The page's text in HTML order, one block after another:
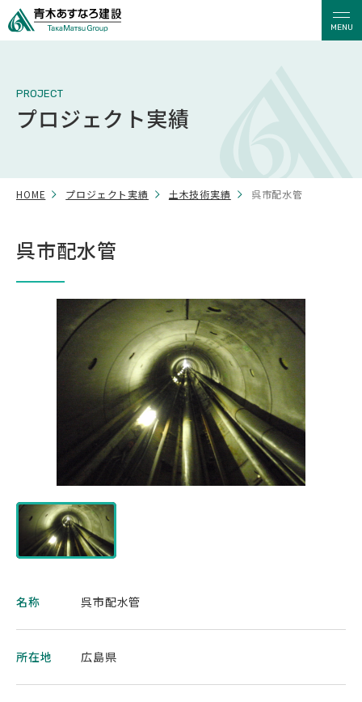
MENU
PROJECT
プロジェクト実績
HOME プロジェクト実績 土木技術実績 呉市配水管
呉市配水管
名称 呉市配水管
所在地 広島県